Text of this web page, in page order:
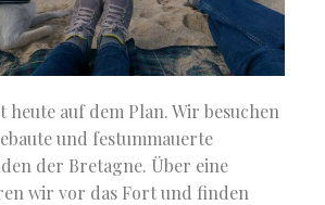
heute auf dem Plan. Wir besuchen
und festummauerte
der Bretagne. Über eine
wir vor das Fort und finden